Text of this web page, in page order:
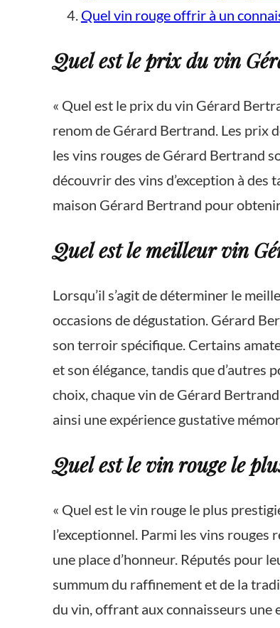
Quel vin rouge offrir à un
Quel est le prix du vin
« Quel est le prix du vin Gérard
renom de Gérard Bertrand. Les prix
les vins rouges de Gérard Bertrand
découvrir des vins d’exception à
maison Gérard Bertrand pour
Quel est le meilleur vin
Lorsqu’il s’agit de déterminer le
occasions de dégustation. Gérard
son terroir spécifique. Certains
et son élégance, tandis que
choix, chaque vin de Gérard
ainsi une expérience gustative
Quel est le vin rouge le
« Quel est le vin rouge le plus
l’exceptionnel. Parmi les vins
une place d’honneur. Réputés pour
summum du raffinement et de la
du vin, offrant aux connaisseurs une